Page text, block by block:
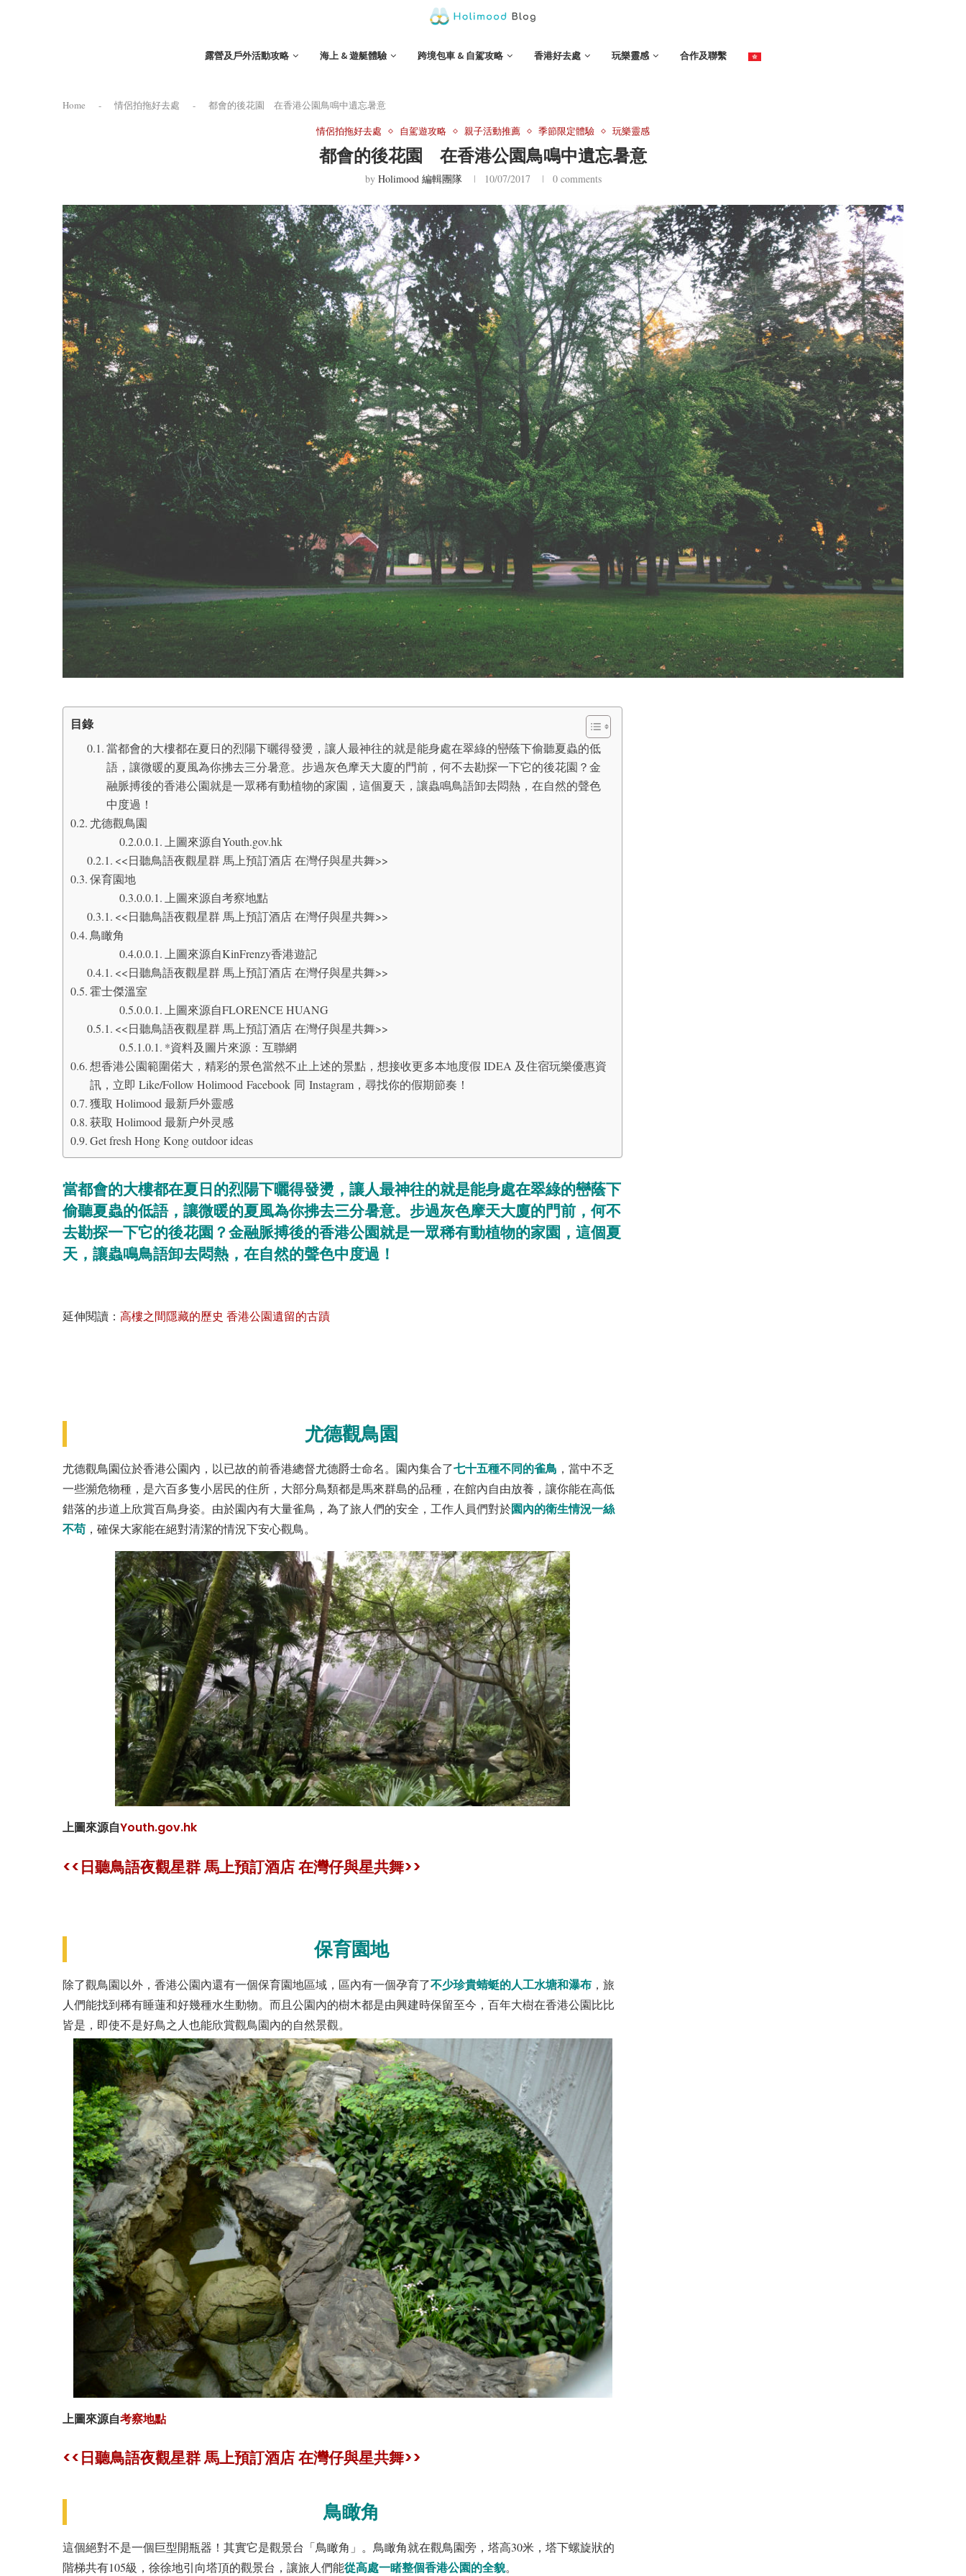
露營及戶外活動攻略 海上 & 遊艇體驗 跨境包車 & 自駕攻略 香港好去處 玩樂靈感 合作及聯繫
Home - 情侶拍拖好去處 -
都會的後花園 在香港公園鳥鳴中遺忘暑意
情侶拍拖好去處
自駕遊攻略 親子活動推薦 季節限定體驗 玩樂靈感
都會的後花園 在香港公園鳥鳴中遺忘暑意
by Holimood 編輯團隊 10/07/2017 0 comments
目錄
當都會的大樓都在夏日的烈陽下曬得發燙，讓人最神往的就是能身處在翠綠的巒蔭下偷聽夏蟲的低
語，讓微暖的夏風為你拂去三分暑意。步過灰色摩天大廈的門前，何不去勘探一下它的後花園？金
融脈搏後的香港公園就是一眾稀有動植物的家園，這個夏天，讓蟲鳴鳥語卸去悶熱，在自然的聲色
中度過！
尤德觀鳥園
上圖來源自Youth.gov.hk
<<日聽鳥語夜觀星群 馬上預訂酒店 在灣仔與星共舞>>
保育園地
上圖來源自考察地點
<<日聽鳥語夜觀星群 馬上預訂酒店 在灣仔與星共舞>>
鳥瞰角
上圖來源自KinFrenzy香港遊記
<<日聽鳥語夜觀星群 馬上預訂酒店 在灣仔與星共舞>>
霍士傑溫室
上圖來源自FLORENCE HUANG
<<日聽鳥語夜觀星群 馬上預訂酒店 在灣仔與星共舞>>
*資料及圖片來源：互聯網
想香港公園範圍偌大，精彩的景色當然不止上述的景點，想接收更多本地度假 IDEA 及住宿玩樂優惠資
訊，立即 Like/Follow Holimood Facebook 同 Instagram，尋找你的假期節奏！
獲取 Holimood 最新戶外靈感
获取 Holimood 最新户外灵感
Get fresh Hong Kong outdoor ideas
當都會的大樓都在夏日的烈陽下曬得發燙，讓人最神往的就是能身處在翠綠的巒蔭下
偷聽夏蟲的低語，讓微暖的夏風為你拂去三分暑意。步過灰色摩天大廈的門前，何不
去勘探一下它的後花園？金融脈搏後的香港公園就是一眾稀有動植物的家園，這個夏
天，讓蟲鳴鳥語卸去悶熱，在自然的聲色中度過！
延伸閱讀： 高樓之間隱藏的歷史 香港公園遺留的古蹟
尤德觀鳥園
尤德觀鳥園位於香港公園內，以已故的前香港總督尤德爵士命名。園內集合了七十五種不同的雀鳥 ，當中不乏
一些瀕危物種，是六百多隻小居民的住所，大部分鳥類都是馬來群島的品種，在館內自由放養，讓你能在高低
錯落的步道上欣賞百鳥身姿。由於園內有大量雀鳥，為了旅人們的安全，工作人員們對於園內的衛生情況一絲
不苟 ，確保大家能在絕對清潔的情況下安心觀鳥。
上圖來源自Youth.gov.hk
<<日聽鳥語夜觀星群 馬上預訂酒店 在灣仔與星共舞>>
保育園地
除了觀鳥園以外，香港公園內還有一個保育園地區域，區內有一個孕育了不少珍貴蜻蜓的人工水塘和瀑布 ，旅
人們能找到稀有睡蓮和好幾種水生動物。而且公園內的樹木都是由興建時保留至今，百年大樹在香港公園比比
皆是，即使不是好鳥之人也能欣賞觀鳥園內的自然景觀。
上圖來源自考察地點
<<日聽鳥語夜觀星群 馬上預訂酒店 在灣仔與星共舞>>
鳥瞰角
這個絕對不是一個巨型開瓶器！其實它是觀景台「鳥瞰角」。鳥瞰角就在觀鳥園旁，塔高30米，塔下螺旋狀的
階梯共有105級，徐徐地引向塔頂的觀景台，讓旅人們能從高處一睹整個香港公園的全貌。